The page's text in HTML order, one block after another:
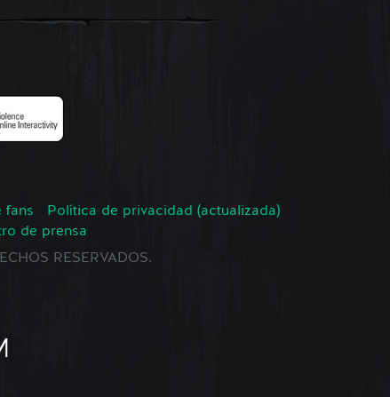
fans
Política de privacidad (actualizada)
de prensa
RESERVADOS.